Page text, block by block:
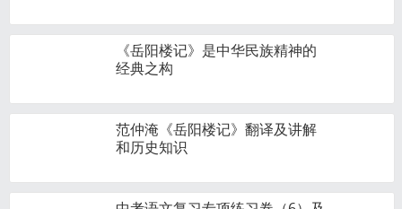
《岳阳楼记》是中华民族精神的
经典之构
范仲淹《岳阳楼记》翻译及讲解
和历史知识